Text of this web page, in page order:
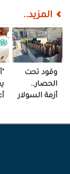
المزيد..
وقود تحت
الحصار..
أزمة السولار